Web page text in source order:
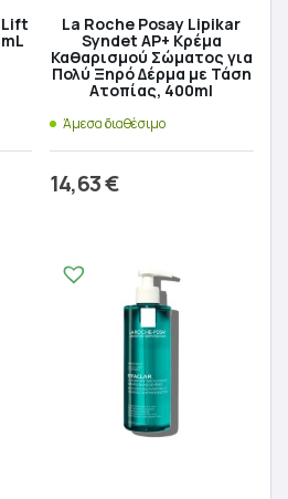
Lift La Roche Posay Lipikar
Syndet AP+ Κρέμα
Καθαρισμού Σώματος για
Πολύ Ξηρό Δέρμα με Τάση
Ατοπίας, 400ml
Άμεσα διαθέσιμο
14,63€